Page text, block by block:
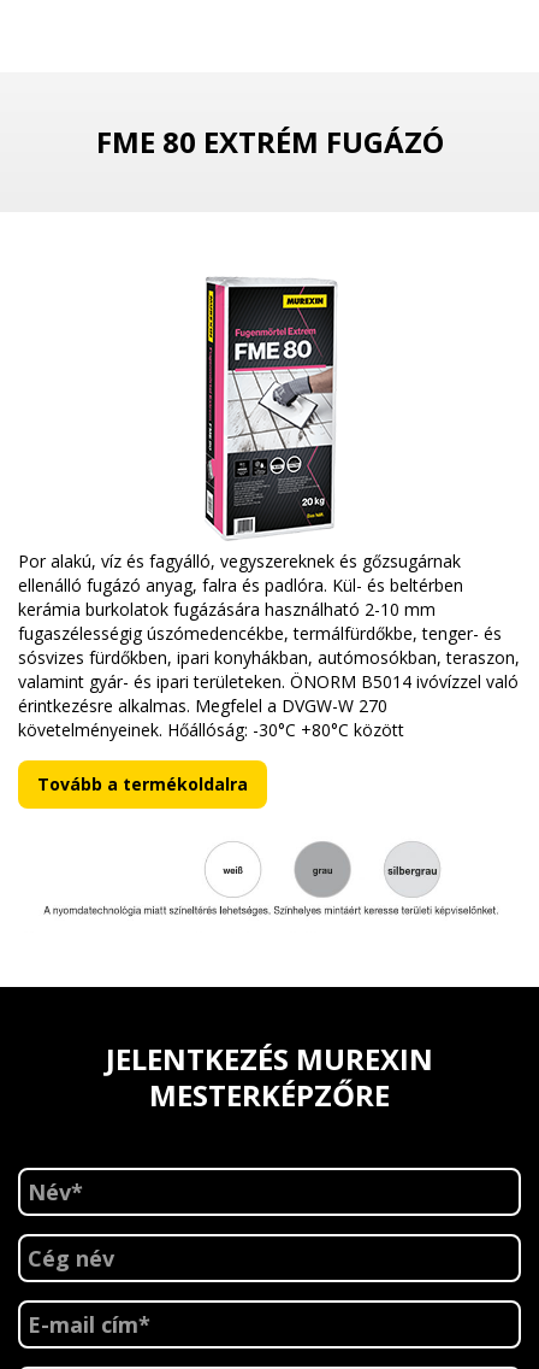
FME 80 EXTRÉM FUGÁZÓ
Por alakú, víz és fagyálló, vegyszereknek és gőzsugárnak
ellenálló fugázó anyag, falra és padlóra. Kül- és beltérben
kerámia burkolatok fugázására használható 2-10 mm
fugaszélességig úszómedencékbe, termálfürdőkbe, tenger- és
sósvizes fürdőkben, ipari konyhákban, autómosókban, teraszon,
valamint gyár- és ipari területeken. ÖNORM B5014 ivóvízzel való
érintkezésre alkalmas. Megfelel a DVGW-W 270
követelményeinek. Hőállóság: -30°C +80°C között
Tovább a termékoldalra
JELENTKEZÉS MUREXIN
MESTERKÉPZŐRE